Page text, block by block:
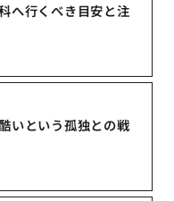
へ行くべき目安と注
いという孤独との戦